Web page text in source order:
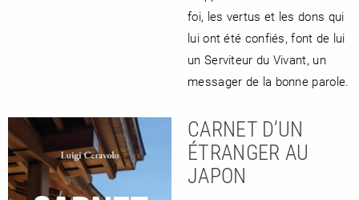
foi, les vertus et les dons qui
lui ont été confiés, font de lui
un Serviteur du Vivant, un
messager de la bonne parole.
CARNET D’UN
ÉTRANGER AU
JAPON